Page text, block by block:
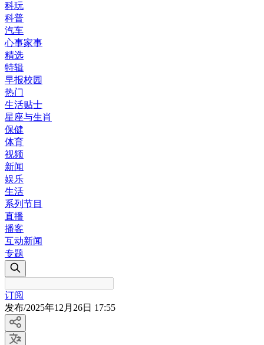
科玩
科普
汽车
心事家事
精选
特辑
早报校园
热门
生活贴士
星座与生肖
保健
体育
视频
新闻
娱乐
生活
系列节目
直播
播客
互动新闻
专题
订阅
发布/2025年12月26日 17:55